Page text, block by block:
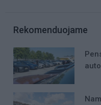
Rekomenduojame